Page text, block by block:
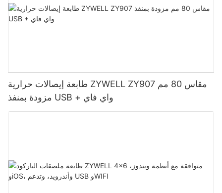
طابعة إيصالات حرارية ZYWELL ZY907 مقاس 80 مم
مزودة بمنفذ USB + واي فاي